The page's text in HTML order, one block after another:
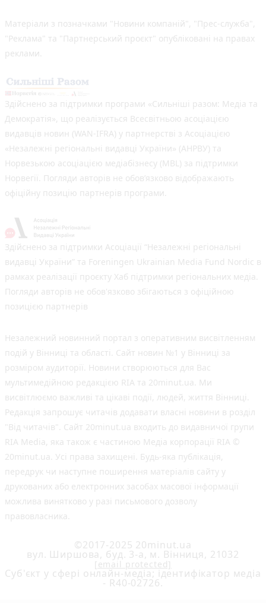
Матеріали з позначками "Новини компаній", "Прес-служба",
"Реклама" та "Партнерський проєкт" опубліковані на правах
реклами.
Здійснено за підтримки програми «Сильніші разом: Медіа та
Демократія», що реалізується Всесвітньою асоціацією
видавців новин (WAN-IFRA) у партнерстві з Асоціацією
«Незалежні регіональні видавці України» (АНРВУ) та
Норвезькою асоціацією медіабізнесу (MBL) за підтримки
Норвегії. Погляди авторів не обов’язково відображають
офіційну позицію партнерів програми.
Здійснено за підтримки Асоціації “Незалежні регіональні
видавці України” та Foreningen Ukrainian Media Fund Nordic в
рамках реалізації проєкту Хаб підтримки регіональних медіа.
Погляди авторів не обов'язково збігаються з офіційною
позицією партнерів
Незалежний новинний портал з оперативним висвітленням
подій у Вінниці та області. Сайт новин №1 у Вінниці за
розміром аудиторії. Новини створюються для Вас
мультимедійною редакцією RIA та 20minut.ua. Ми
висвітлюємо важливі та цікаві події, людей, життя Вінниці.
Редакція запрошує читачів додавати власні новини в розділ
"Від читачів". Сайт 20minut.ua входить до видавничої групи
RIA Media, яка також є частиною Медіа корпорації RIA ©
20minut.ua. Усі права захищені. Будь-яка публiкацiя,
передрук чи наступне поширення матеріалів сайту у
друкованих або електронних засобах масової інформації
можлива винятково у разі письмового дозволу
правовласника.
©2017-2025 20minut.ua
вул. Ширшова, буд. 3-а, м. Вінниця, 21032
[email protected]
Cуб'єкт у сфері онлайн-медіа; ідентифікатор медіа
- R40-02726.